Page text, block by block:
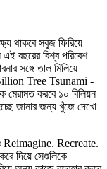
থাকবে সবুজ ফিরিয়ে
বছরের বিশ্ব পরিবেশ
সঙ্গে তাল মিলিয়ে
Billion Tree Tsunami -
মেরামত করবে ১০ বিলিয়ন
জানার জন্য খুঁজে দেখো
Reimagine. Recreate.
দিয়ে সেগুলিকে